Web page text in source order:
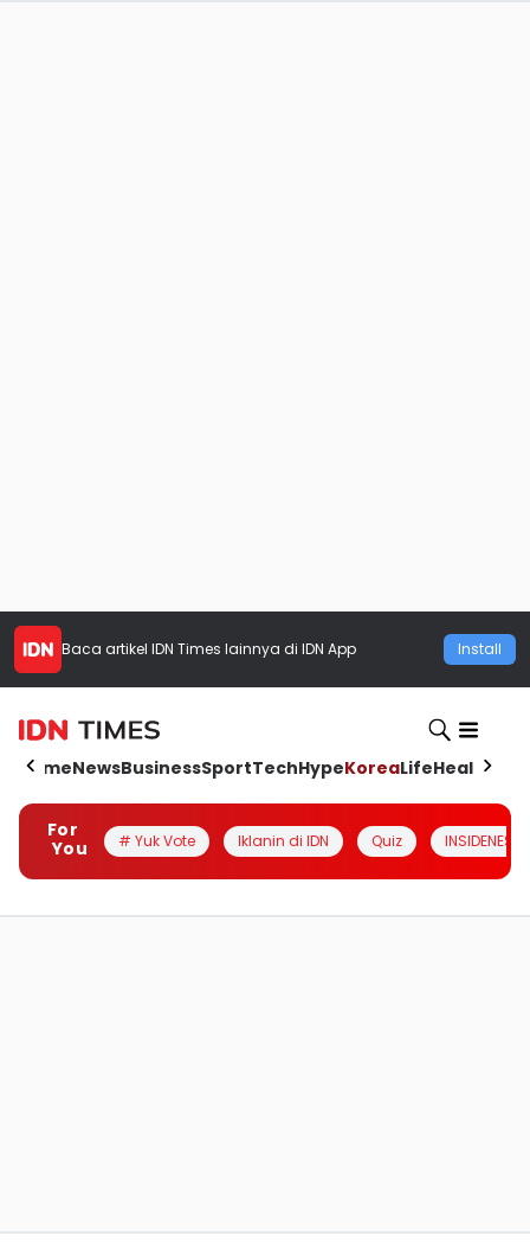
Baca artikel IDN Times lainnya di IDN App Install
HomeNewsBusinessSportTechHypeKoreaLifeHealth
For
You
# Yuk Vote Iklanin di IDN Quiz INSIDENESIA